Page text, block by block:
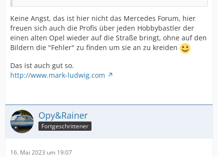
Keine Angst, das ist hier nicht das Mercedes Forum, hier
freuen sich auch die Profis über jeden Hobbybastler der
einen alten Opel wieder auf die Straße bringt, ohne auf den
Bildern die "Fehler" zu finden um sie an zu kreiden
Das ist auch gut so.
http://www.mark-ludwig.com
Opy&Rainer
Fortgeschrittener
16. Mai 2023 um 19:07